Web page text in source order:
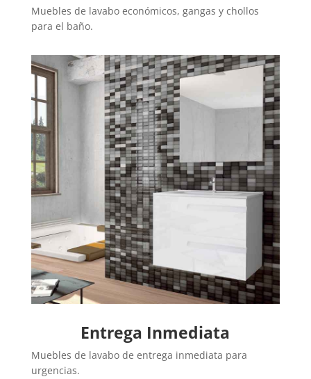
Muebles de lavabo económicos, gangas y chollos
para el baño.
Entrega Inmediata
Muebles de lavabo de entrega inmediata para
urgencias.